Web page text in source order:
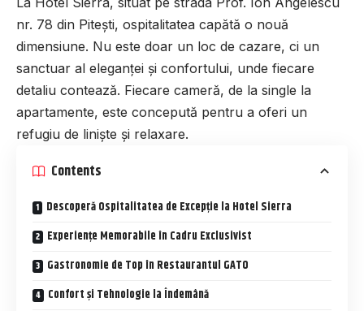
nr. 78 din Pitești, ospitalitatea capătă o nouă
dimensiune. Nu este doar un loc de cazare, ci un
sanctuar al eleganței și confortului, unde fiecare
detaliu contează. Fiecare cameră, de la single la
apartamente, este concepută pentru a oferi un
refugiu de liniște și relaxare.
Contents
Descoperă Ospitalitatea de Excepție la Hotel Sierra
Experiențe Memorabile în Cadru Exclusivist
Gastronomie de Top în Restaurantul GATO
Confort și Tehnologie la Îndemână